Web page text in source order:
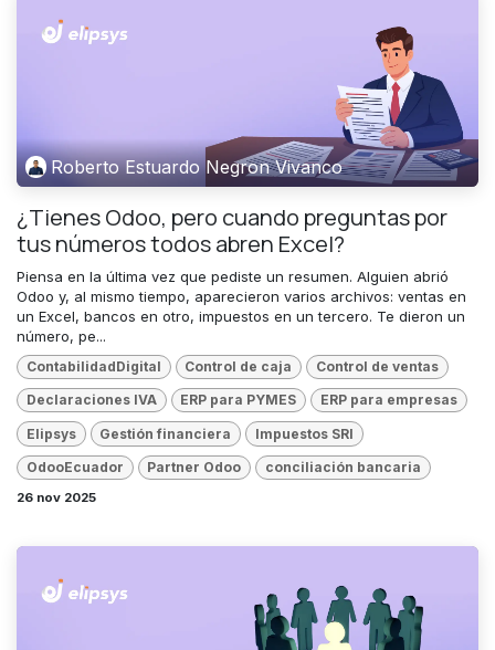
Roberto Estuardo Negron Vivanco
¿Tienes Odoo, pero cuando preguntas por
tus números todos abren Excel?
Piensa en la última vez que pediste un resumen. Alguien abrió
Odoo y, al mismo tiempo, aparecieron varios archivos: ventas en
un Excel, bancos en otro, impuestos en un tercero. Te dieron un
número, pe...
ContabilidadDigital Control de caja Control de ventas
Declaraciones IVA ERP para PYMES ERP para empresas
Elipsys Gestión financiera Impuestos SRI
OdooEcuador Partner Odoo conciliación bancaria
26 nov 2025